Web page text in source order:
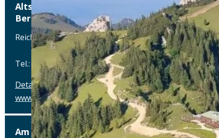
Altstadthotel, Brauerei-Gasthof-Winkler,
Berching
Reichenauplatz 22, 92334 Berching
Tel.: Tel.: 08462-1327
Details
www.brauereigasthof-winkler.de
Am Ödenturm – Das Gasthaus